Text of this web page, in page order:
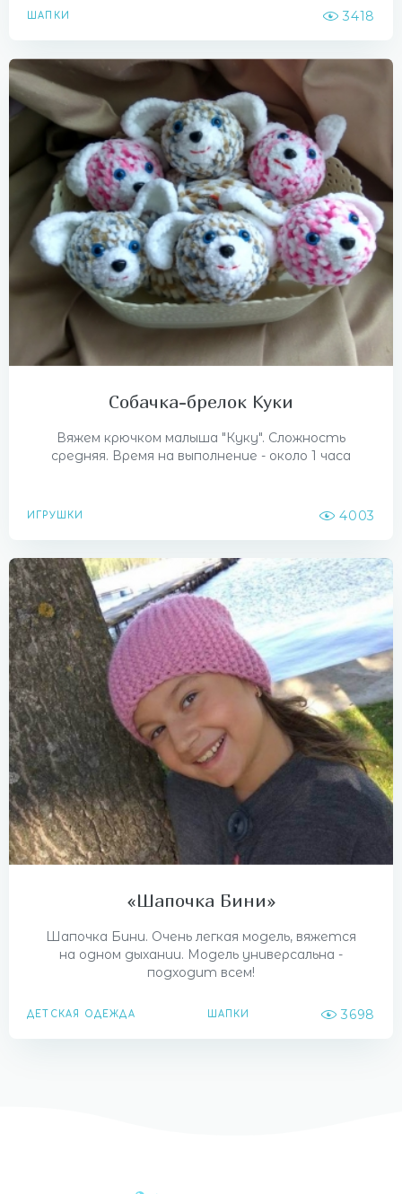
ШАПКИ 3418
Собачка-брелок Куки
Вяжем крючком малыша "Куку". Сложность
средняя. Время на выполнение - около 1 часа
ИГРУШКИ 4003
«Шапочка Бини»
Шапочка Бини. Очень легкая модель, вяжется
на одном дыхании. Модель универсальна -
подходит всем!
ДЕТСКАЯ ОДЕЖДА ШАПКИ 3698